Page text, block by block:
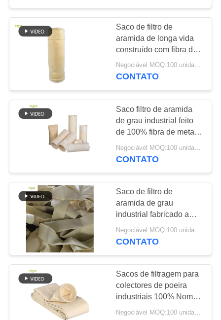
Saco de filtro PTFE
45
Sacos de filtragem
53
Sacos de filtro de
feltro
44
Saco de filtro de
aramida de longa vida
construído com fibra de
meta-aramida para alta
temperatura e
Negociável MOQ:100 unidades
CONTATO
Saco filtro de aramida
de grau industrial feito
de 100% fibra de meta-
aramida para aplicações
duráveis de coleta de
CONTATO
Saco de filtro de
aramida de grau
industrial fabricado a
partir de fibras de meta-
aramida para sistemas
durabilidade e
resistência química
Negociável MOQ:100 unidades
CONTATO
Sacos de filtragem para
colectores de poeira
industriais 100% Nomex
Scrim Nomex Filter Bag
Negociável MOQ:100 unidades